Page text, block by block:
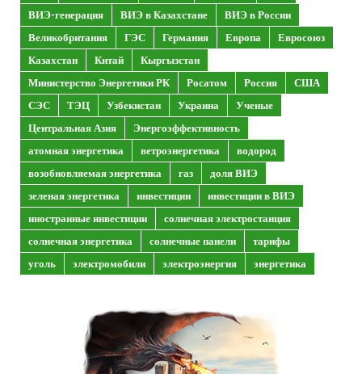
ВИЭ-генерация
ВИЭ в Казахстане
ВИЭ в России
Великобритания
ГЭС Германия Европа
Евросоюз
Казахстан
Китай
Кыргызстан
Министерство Энергетики РК
Росатом Россия
США
СЭС
ТЭЦ Узбекистан Украина
Ученые
Центральная Азия
Энергоэффективность
атомная энергетика
ветроэнергетика
водород
возобновляемая энергетика
газ
доля ВИЭ
зеленая энергетика
инвестиции
инвестиции в ВИЭ
иностранные инвестиции
солнечная электростанция
солнечная энергетика
солнечные панели
тарифы
уголь
электромобили электроэнергия энергетика